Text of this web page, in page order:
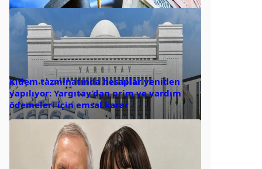
Kıdem tazminatında hesaplar yeniden
yapılıyor: Yargıtay’dan prim ve yardım
ödemeleri için emsal karar